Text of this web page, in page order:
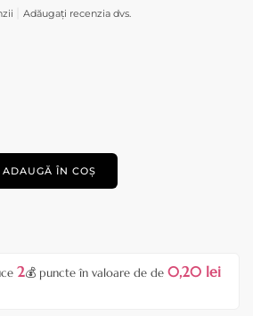
Adăugați recenzia dvs.
ADAUGĂ ÎN COȘ
2💰 puncte în valoare de de 0,20 lei